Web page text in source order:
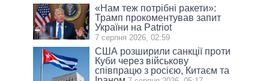
«Нам теж потрібні ракети»:
Трамп прокоментував запит
України на Patriot
7 серпня 2026, 02:59
США розширили санкції проти
Куби через військову
співпрацю з росією, Китаєм та